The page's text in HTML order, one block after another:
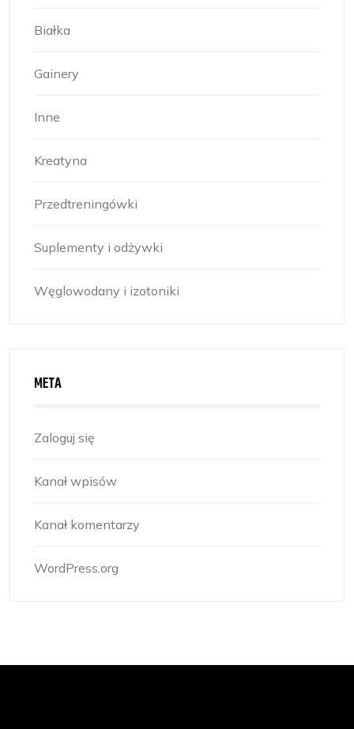
Białka
Gainery
Inne
Kreatyna
Przedtreningówki
Suplementy i odżywki
Węglowodany i izotoniki
META
Zaloguj się
Kanał wpisów
Kanał komentarzy
WordPress.org